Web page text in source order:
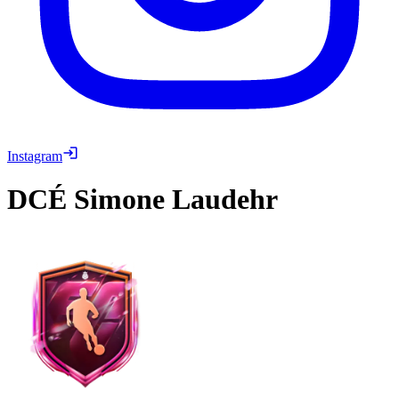
Instagram
DCÉ Simone Laudehr